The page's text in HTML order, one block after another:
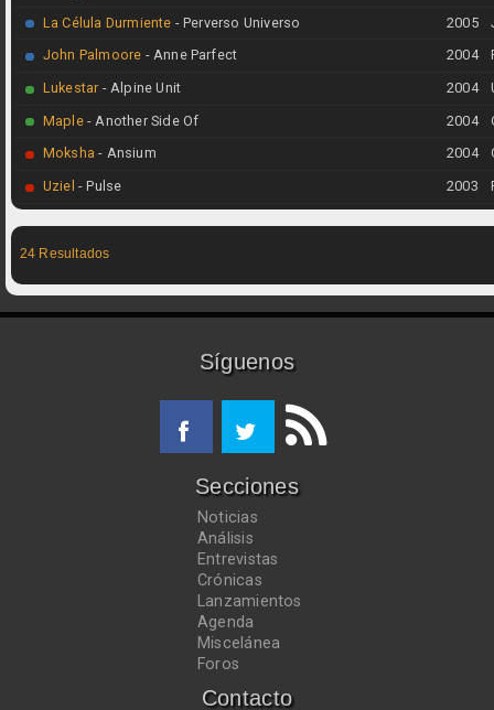
La Célula Durmiente - Perverso Universo
2005
John Palmoore - Anne Parfect
2004
Lukestar - Alpine Unit
2004
Maple- Another Side Of
2004
Moksha - Ansium
2004
Uziel - Pulse 2003
24 Resultados
Síguenos
Secciones
Noticias
Análisis
Entrevistas
Crónicas
Lanzamientos
Agenda
Miscelánea
Foros
Contacto